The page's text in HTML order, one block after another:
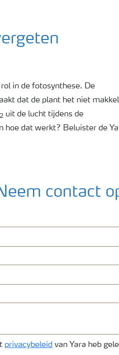
in de fotosynthese. De
dat de plant het niet
2 uit de lucht tijdens de
hoe dat werkt? Beluister de
contact
privacybeleid van Yara heb